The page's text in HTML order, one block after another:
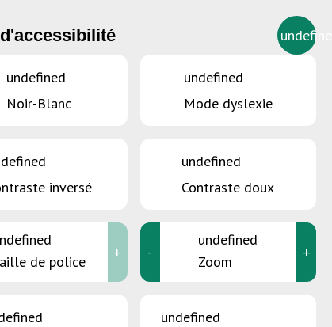
FR
undefined
Noir-Blanc
undefined
Mode dyslexie
inversé
undefined
Contraste doux
de police
+ -
undefined
Zoom
+
undefined